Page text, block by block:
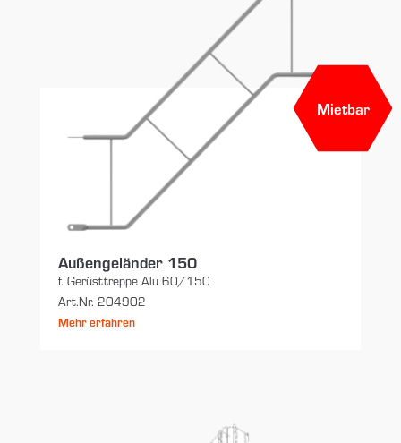
Filtern
Zurücksetzen
Mietbar
Außengeländer 150
f. Gerüsttreppe Alu 60/150
Art.Nr. 204902
Mehr erfahren